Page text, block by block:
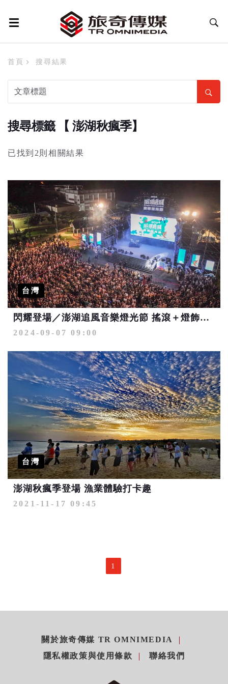
首頁 搜尋結果
搜尋標籤 【 澎湖秋瘋季】
已找到2則相關結果
台灣
閃耀登場／澎湖追風音樂燈光節 搖滾＋燈飾連嗨五週！
2024-09-07 09:00
台灣
澎湖秋瘋季登場 漁業體驗打卡趣
2021-11-17 09:45
1
關於旅奇傳媒 TR OMNIMEDIA
隱私權政策與使用條款
聯絡我們